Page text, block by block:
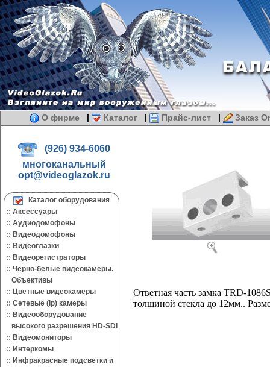
О фирме | Каталог | Прайс-лист | Заказ
(926) 934-6060
многоканальный
opt@videoglazok.ru
Каталог оборудования
:: Аксессуары
:: Аудиодомофоны
:: Видеодомофоны
:: Видеоглазки
:: Видеорегистраторы
:: Черно-белые видеокамеры.
Объективы
:: Цветные видеокамеры
:: Сетевые (ip) камеры
:: Видеооборудование
высокого разрешения HD-SDI
:: Видеомониторы
:: Интеркомы
:: Инфракрасные подсветки и
Ответная часть замка TRD-
толщиной стекла до 12мм..